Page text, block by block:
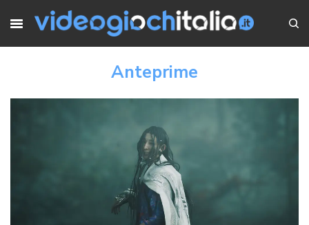
Anteprime